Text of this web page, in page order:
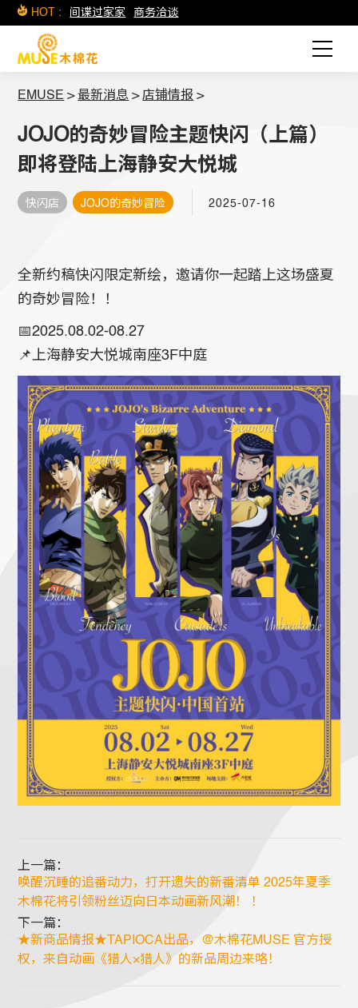
HOT : 间谍过家家 商务洽谈
EMUSE >最新消息 >店铺情报 >
JOJO的奇妙冒险主题快闪（上篇）
即将登陆上海静安大悦城
快闪店 JOJO的奇妙冒险 2025-07-16
全新约稿快闪限定新绘，邀请你一起踏上这场盛夏
的奇妙冒险！！
📅2025.08.02-08.27
📌上海静安大悦城南座3F中庭
上一篇：
唤醒沉睡的追番动力，打开遗失的新番清单 2025年夏季
木棉花将引领粉丝迈向日本动画新风潮！ ！
下一篇：
★新商品情报★TAPIOCA出品，@木棉花MUSE 官方授
权，来自动画《猎人×猎人》的新品周边来咯！